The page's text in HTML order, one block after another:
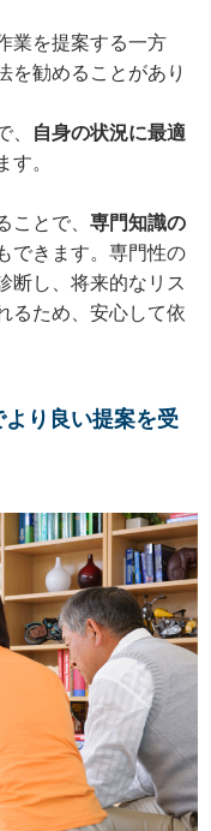
業を提案する一方
を勧めることがあり
、 自身の状況に最適
す。
ことで、専門知識の
できます。専門性の
断し、将来的なリス
るため、安心して依
り良い提案を受